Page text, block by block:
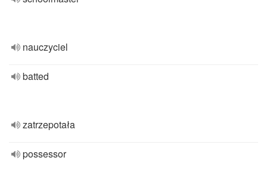
nauczyciel
batted
zatrzepotała
possessor